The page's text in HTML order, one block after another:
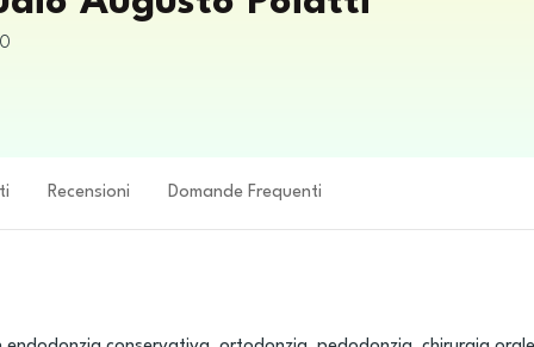
Recensioni Domande Frequenti